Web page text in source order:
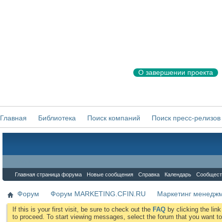
О завершении проекта
Главная Библиотека Поиск компаний Поиск пресс-релизов
Главная страница форума Новые сообщения Справка Календарь
Форум Форум MARKETING.CFIN.RU Маркетинг
If this is your first visit, be sure to check out the FAQ by clicking the
to proceed. To start viewing messages, select the forum that you want